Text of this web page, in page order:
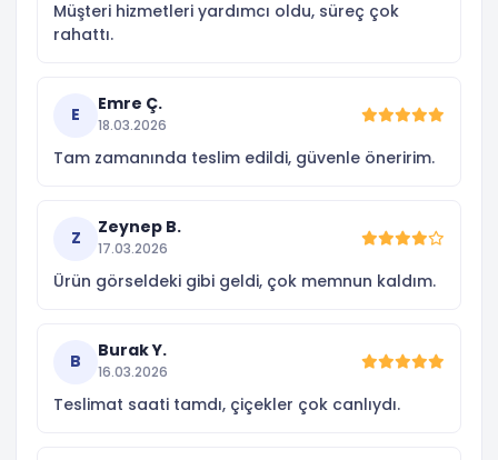
Müşteri hizmetleri yardımcı oldu, süreç çok
rahattı.
E
Emre Ç.
18.03.2026
Tam zamanında teslim edildi, güvenle öneririm.
Z
Zeynep B.
17.03.2026
Ürün görseldeki gibi geldi, çok memnun kaldım.
B
Burak Y.
16.03.2026
Teslimat saati tamdı, çiçekler çok canlıydı.